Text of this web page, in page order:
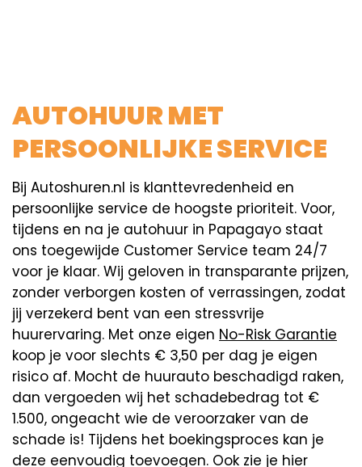
AUTOHUUR MET
PERSOONLIJKE SERVICE
Bij Autoshuren.nl is klanttevredenheid en
persoonlijke service de hoogste prioriteit. Voor,
tijdens en na je autohuur in Papagayo staat
ons toegewijde Customer Service team 24/7
voor je klaar. Wij geloven in transparante prijzen,
zonder verborgen kosten of verrassingen, zodat
jij verzekerd bent van een stressvrije
huurervaring. Met onze eigen No-Risk Garantie
koop je voor slechts € 3,50 per dag je eigen
risico af. Mocht de huurauto beschadigd raken,
dan vergoeden wij het schadebedrag tot €
1.500, ongeacht wie de veroorzaker van de
schade is! Tijdens het boekingsproces kan je
deze eenvoudig toevoegen. Ook zie je hier